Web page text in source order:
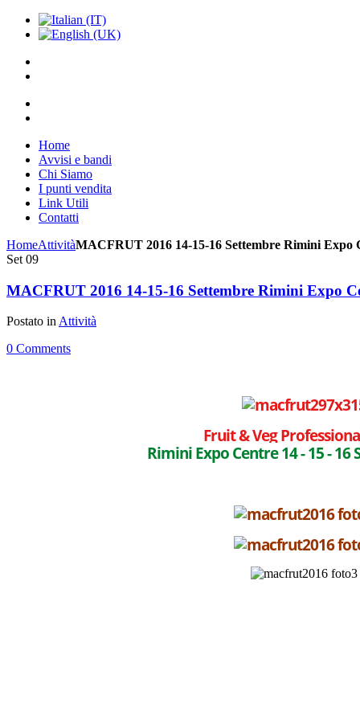
Home
Avvisi e bandi
Chi Siamo
I punti vendita
Link Utili
Contatti
HomeAttivitàMACFRUT 2016 14-15-16 Settembre Rimini Expo
Set 09
MACFRUT 2016 14-15-16 Settembre Rimini Expo
Postato inAttività
0 Comments
Fruit & Veg
Rimini Expo Centre 14 - 15 - 16